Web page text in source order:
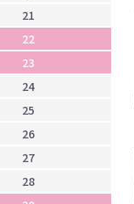
21
22
23
24
25
26
27
28